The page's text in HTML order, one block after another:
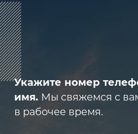
ООО «АРМЕТ РУС» Юридический адрес:
ИНН 2466160772 КПП 246601001 ОГРН
Эксклюзивный представитель
завода